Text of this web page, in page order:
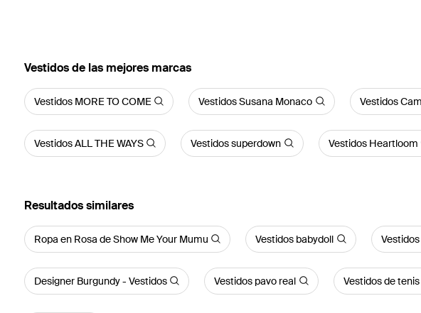
Vestidos de las mejores marcas
Vestidos MORE TO COME Vestidos Susana Monaco Vestidos
Vestidos ALL THE WAYS Vestidos superdown Vestidos Heartloom
Resultados similares
Ropa en Rosa de Show Me Your Mumu Vestidos babydoll
Designer Burgundy - Vestidos Vestidos pavo real Vestidos de tenis